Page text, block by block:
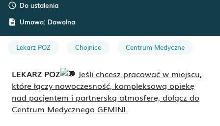
schedule Do ustalenia
description Umowa: Dowolna
Lekarz POZ Chojnice Centrum Medyczne
LEKARZ POZ
Jeśli chcesz pracować w miejscu,
które łączy nowoczesność, kompleksową opiekę
nad pacjentem i partnerską atmosferę, dołącz do
Centrum Medycznego GEMINI.